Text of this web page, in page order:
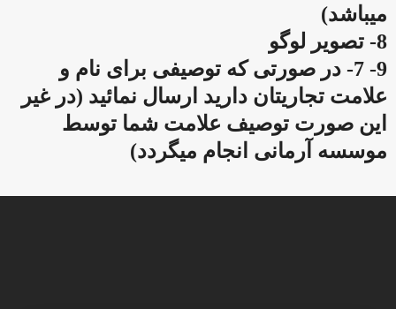
میباشد)
8- تصویر لوگو
9- 7- در صورتی که توصیفی برای نام و
علامت تجاریتان دارید ارسال نمائید (در غیر
این صورت توصیف علامت شما توسط
موسسه آرمانی انجام میگردد)